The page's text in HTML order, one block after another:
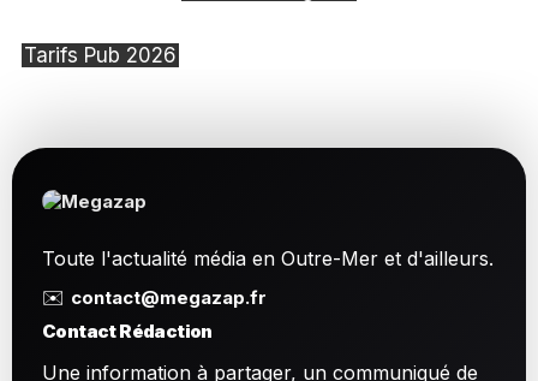
Tarifs Pub 2026
Toute l'actualité média en Outre-Mer et d'ailleurs.
✉️ contact@megazap.fr
Contact Rédaction
Une information à partager, un communiqué de